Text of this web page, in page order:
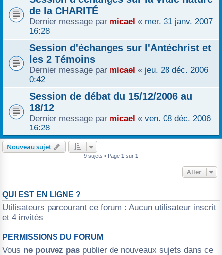
de la CHARITÉ
Dernier message par micael « mer. 31 janv. 2007
16:28
Session d'échanges sur l'Antéchrist et
les 2 Témoins
Dernier message par micael « jeu. 28 déc. 2006
0:42
Session de débat du 15/12/2006 au
18/12
Dernier message par micael « ven. 08 déc. 2006
16:28
Nouveau sujet
9 sujets • Page 1 sur 1
Aller
QUI EST EN LIGNE ?
Utilisateurs parcourant ce forum : Aucun utilisateur inscrit
et 4 invités
PERMISSIONS DU FORUM
Vous ne pouvez pas publier de nouveaux sujets dans ce